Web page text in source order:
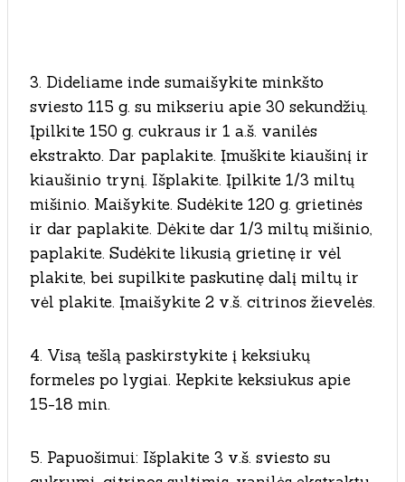
3. Dideliame inde sumaišykite minkšto
sviesto 115 g. su mikseriu apie 30 sekundžių.
Įpilkite 150 g. cukraus ir 1 a.š. vanilės
ekstrakto. Dar paplakite. Įmuškite kiaušinį ir
kiaušinio trynį. Išplakite. Įpilkite 1/3 miltų
mišinio. Maišykite. Sudėkite 120 g. grietinės
ir dar paplakite. Dėkite dar 1/3 miltų mišinio,
paplakite. Sudėkite likusią grietinę ir vėl
plakite, bei supilkite paskutinę dalį miltų ir
vėl plakite. Įmaišykite 2 v.š. citrinos žievelės.
4. Visą tešlą paskirstykite į keksiukų
formeles po lygiai. Kepkite keksiukus apie
15-18 min.
5. Papuošimui: Išplakite 3 v.š. sviesto su